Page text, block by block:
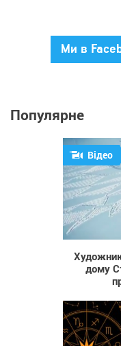
Ми в
Популярне
Відео
Художник
дому